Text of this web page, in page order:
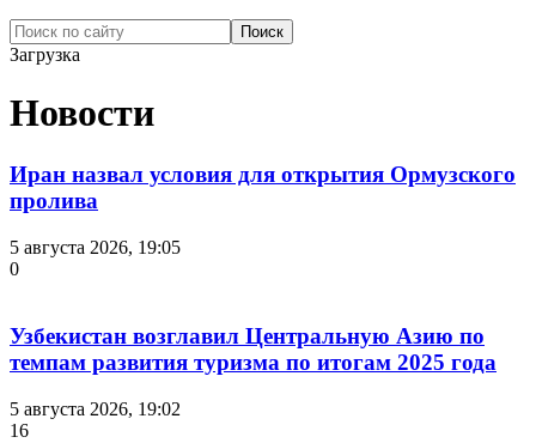
Загрузка
Новости
Иран назвал условия для открытия Ормузского
пролива
5 августа 2026, 19:05
0
Узбекистан возглавил Центральную Азию по
темпам развития туризма по итогам 2025 года
5 августа 2026, 19:02
16